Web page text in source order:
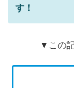
す！
▼この